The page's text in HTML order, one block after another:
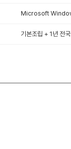
Microsoft
기본조립 + 1년 전